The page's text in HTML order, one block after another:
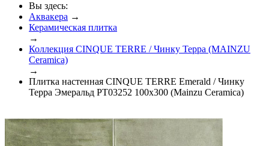
Вы здесь:
Аквакера →
Керамическая плитка
→
Коллекция CINQUE TERRE / Чинку Терра (MAINZU
Ceramica)
→
Плитка настенная CINQUE TERRE Emerald / Чинку
Терра Эмеральд PT03252 100x300 (Mainzu Ceramica)